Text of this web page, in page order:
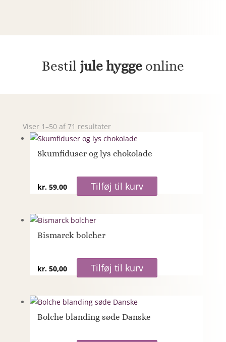
Bestil jule hygge online
Viser 1–50 af 71 resultater
Skumfiduser og lys chokolade
kr.59,00 Tilføj til kurv
Bismarck bolcher
kr.50,00 Tilføj til kurv
Bolche blanding søde Danske